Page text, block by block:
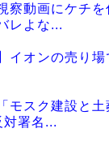
察動画にケチを
レよな...
イオンの売り
モスク建設と土
署名...